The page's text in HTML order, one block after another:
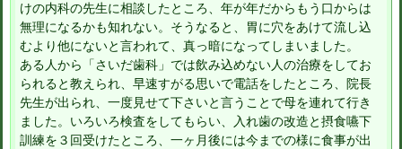
けの内科の先生に相談したところ、年が年だからもう口からは
無理になるかも知れない。そうなると、胃に穴をあけて流し込
むより他にないと言われて、真っ暗になってしまいました。
ある人から「さいだ歯科」では飲み込めない人の治療をしてお
られると教えられ、早速すがる思いで電話をしたところ、院長
先生が出られ、一度見せて下さいと言うことで母を連れて行き
ました。いろいろ検査をしてもらい、入れ歯の改造と摂食嚥下
訓練を３回受けたところ、一ヶ月後には今までの様に食事が出